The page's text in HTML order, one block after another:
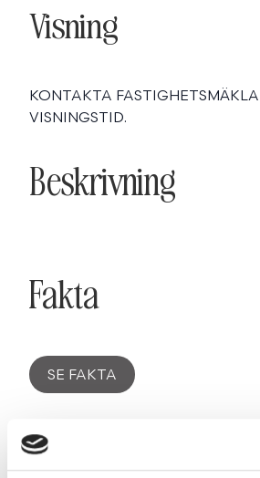
Visning
KONTAKTA
VISNINGSTID.
Beskrivning
Fakta
SE FAKTA
Planritning